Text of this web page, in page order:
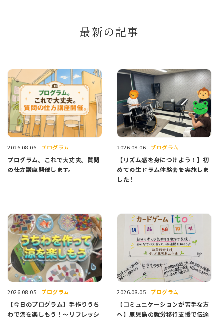
最新の記事
2026.08.06 プログラム
プログラム。これで大丈夫。質問
の仕方講座開催します。
2026.08.06 プログラム
【リズム感を身につけよう！】初
めての生ドラム体験会を実施しま
した！
2026.08.05 プログラム
【今日のプログラム】手作りうち
わで涼を楽しもう！〜リフレッシ
2026.08.05 プログラム
【コミュニケーションが苦手な方
へ】鹿児島の就労移行支援で伝達